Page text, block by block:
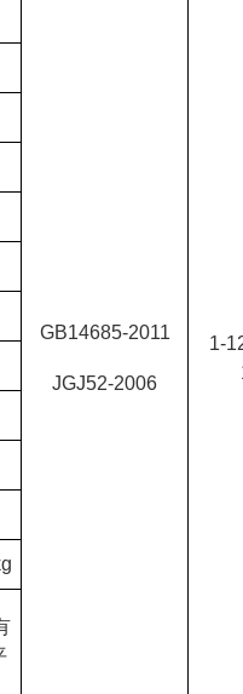
GB14685-2011
JGJ52-2006
1-